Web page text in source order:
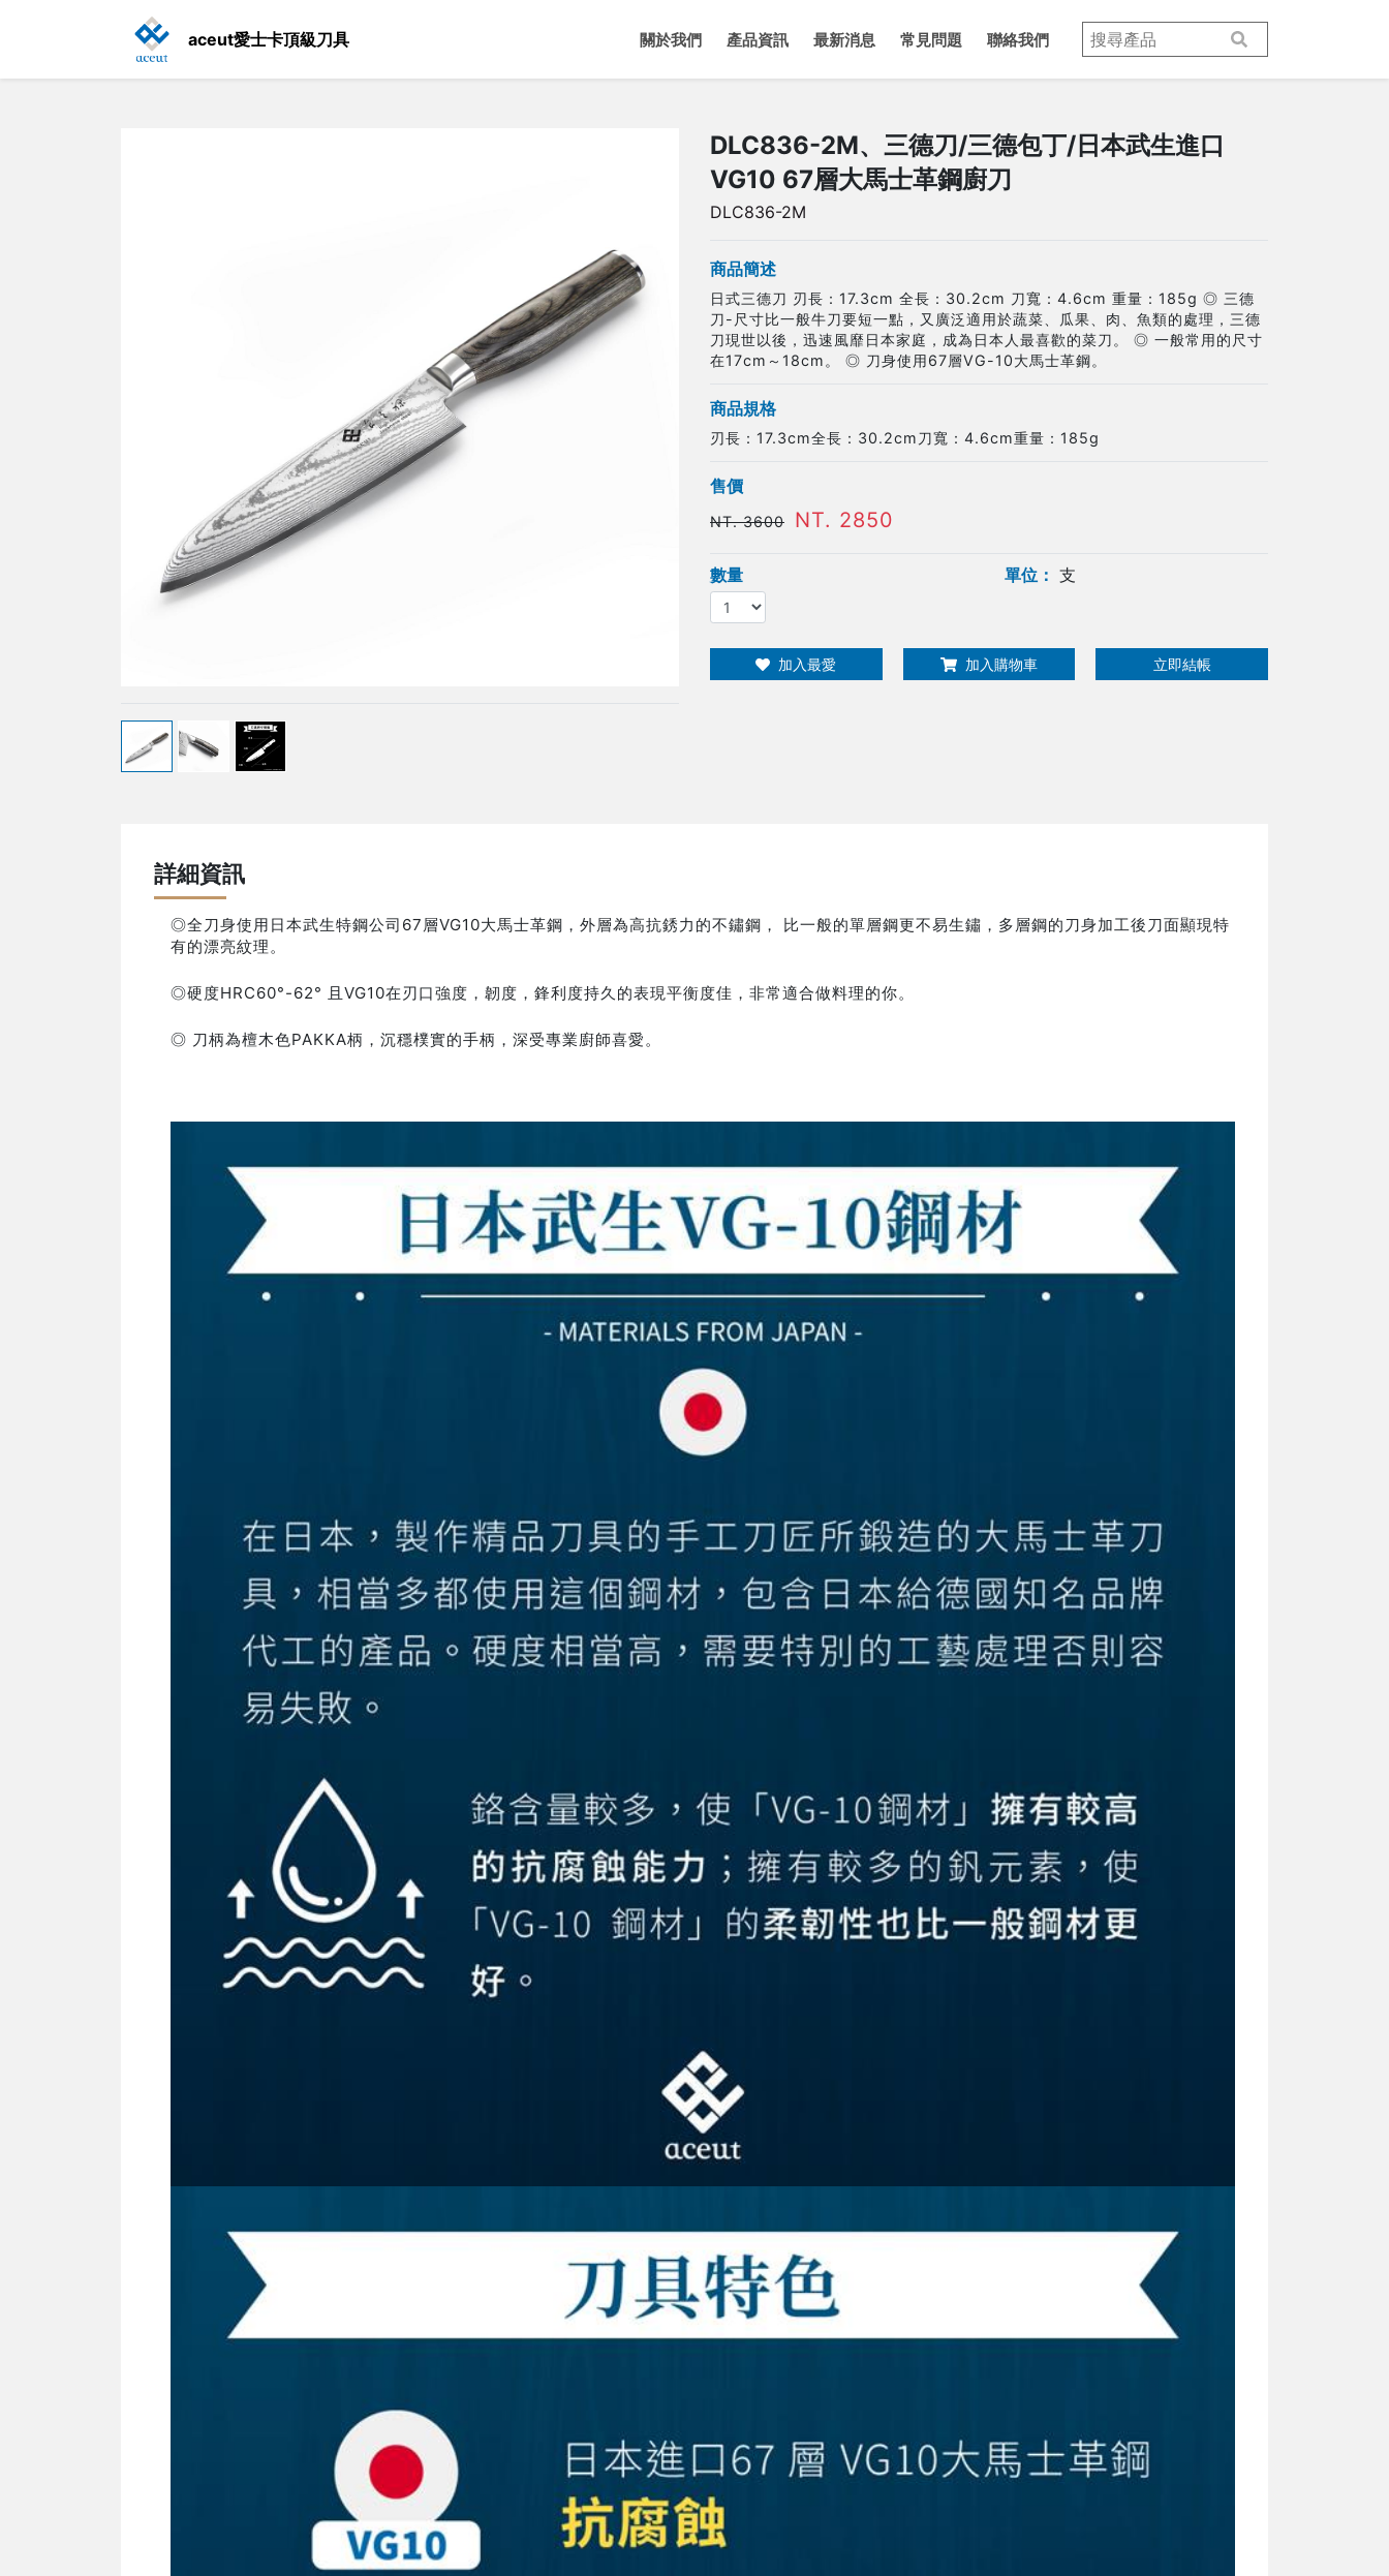
aceut愛士卡頂級刀具 關於我們 產品資訊 最新消息 常見問題 聯絡我們
DLC836-2M、三德刀/三德包丁/日本武生進口
VG10 67層大馬士革鋼廚刀
DLC836-2M
商品簡述
日式三德刀 刃長：17.3cm 全長：30.2cm 刀寬：4.6cm 重量：185g ◎ 三德
刀-尺寸比一般牛刀要短一點，又廣泛適用於蔬菜、瓜果、肉、魚類的處理，三德
刀現世以後，迅速風靡日本家庭，成為日本人最喜歡的菜刀。 ◎ 一般常用的尺寸
在17cm～18cm。 ◎ 刀身使用67層VG-10大馬士革鋼。
商品規格
刃長：17.3cm全長：30.2cm刀寬：4.6cm重量：185g
售價
NT. 3600 NT. 2850
數量 單位： 支
加入最愛 加入購物車 立即結帳
詳細資訊
◎全刀身使用日本武生特鋼公司67層VG10大馬士革鋼，外層為高抗銹力的不鏽鋼， 比一般的單層鋼更不易生鏽，多層鋼的刀身加工後刀面顯現特
有的漂亮紋理。
◎硬度HRC60°-62° 且VG10在刃口強度，韌度，鋒利度持久的表現平衡度佳，非常適合做料理的你。
◎ 刀柄為檀木色PAKKA柄，沉穩樸實的手柄，深受專業廚師喜愛。